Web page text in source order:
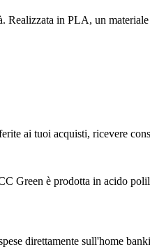
Realizzata in PLA, un
ai tuoi acquisti, ricevere
Green è prodotta in acido
direttamente sull'home